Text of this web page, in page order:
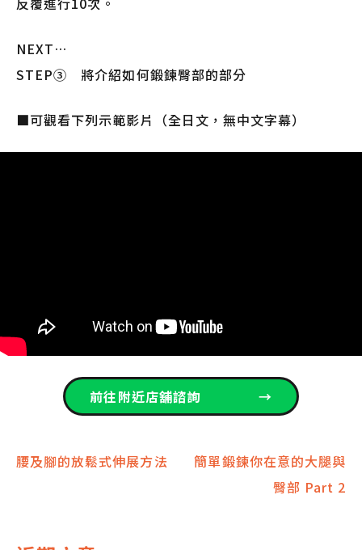
NEXT…
STEP③ 將介紹如何鍛鍊臀部的部分
■可觀看下列示範影片（全日文，無中文字幕）
前往附近店舖諮詢 →
文
腰及腳的放鬆式伸展方法
簡單鍛鍊你在意的大腿與
臀部 Part 2